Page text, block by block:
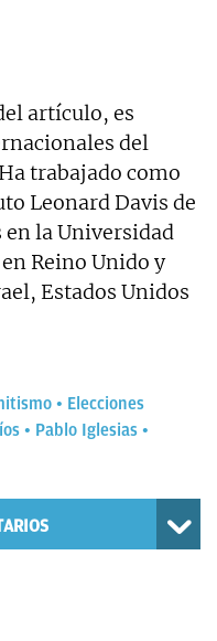
artículo, es
del
trabajado como
Leonard Davis de
la Universidad
Reino Unido y
Estados Unidos
Elecciones
Pablo Iglesias